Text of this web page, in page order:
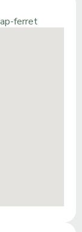
ferret